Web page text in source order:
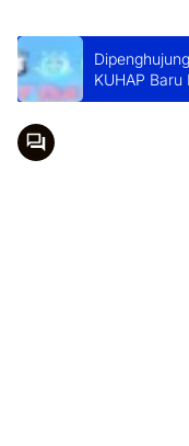
KUHAP Baru